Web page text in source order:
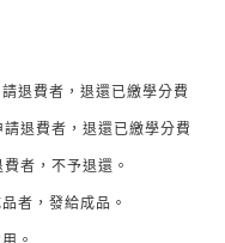
退費者，退還已繳學分費或
退費者，退還已繳學分費或
費者，不予退還。
者，發給成品。